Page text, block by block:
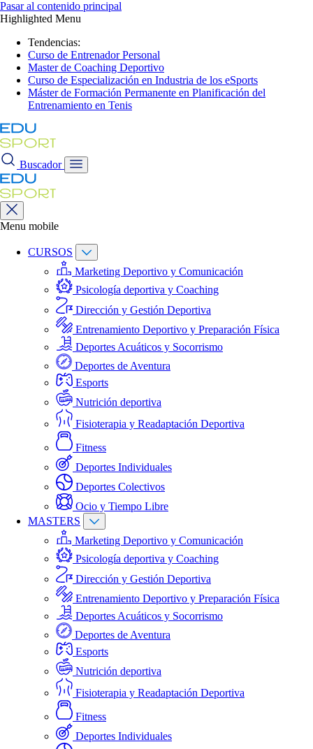
Pasar al contenido principal
Highlighted Menu
Tendencias:
Curso de Entrenador Personal
Master de Coaching Deportivo
Curso de Especialización en Industria de los eSports
Máster de Formación Permanente en Planificación del
Entrenamiento en Tenis
Buscador
Menu mobile
CURSOS
Marketing Deportivo y Comunicación
Psicología deportiva y Coaching
Dirección y Gestión Deportiva
Entrenamiento Deportivo y Preparación Física
Deportes Acuáticos y Socorrismo
Deportes de Aventura
Esports
Nutrición deportiva
Fisioterapia y Readaptación Deportiva
Fitness
Deportes Individuales
Deportes Colectivos
Ocio y Tiempo Libre
MASTERS
Marketing Deportivo y Comunicación
Psicología deportiva y Coaching
Dirección y Gestión Deportiva
Entrenamiento Deportivo y Preparación Física
Deportes Acuáticos y Socorrismo
Deportes de Aventura
Esports
Nutrición deportiva
Fisioterapia y Readaptación Deportiva
Fitness
Deportes Individuales